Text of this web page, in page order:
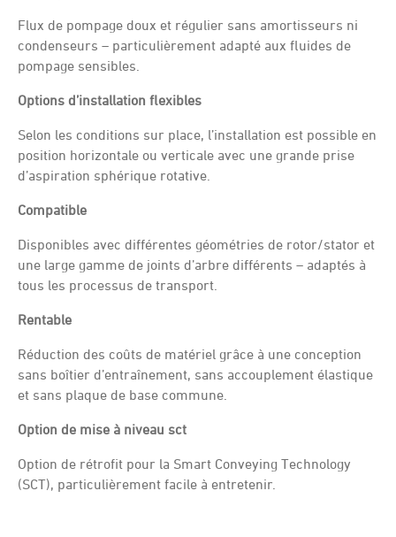
Flux de pompage doux et régulier sans amortisseurs ni
condenseurs – particulièrement adapté aux fluides de
pompage sensibles.
Options d’installation flexibles
Selon les conditions sur place, l’installation est possible en
position horizontale ou verticale avec une grande prise
d’aspiration sphérique rotative.
Compatible
Disponibles avec différentes géométries de rotor/stator et
une large gamme de joints d’arbre différents – adaptés à
tous les processus de transport.
Rentable
Réduction des coûts de matériel grâce à une conception
sans boîtier d’entraînement, sans accouplement élastique
et sans plaque de base commune.
Option de mise à niveau sct
Option de rétrofit pour la Smart Conveying Technology
(SCT), particulièrement facile à entretenir.